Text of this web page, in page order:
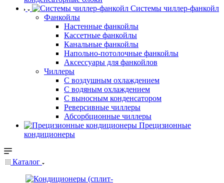
Системы чиллер-фанкойл
Фанкойлы
Настенные фанкойлы
Кассетные фанкойлы
Канальные фанкойлы
Напольно-потолочные фанкойлы
Аксессуары для фанкойлов
Чиллеры
С воздушным охлаждением
С водяным охлаждением
С выносным конденсатором
Реверсивные чиллеры
Абсорбционные чиллеры
Прецизионные
кондиционеры
Каталог